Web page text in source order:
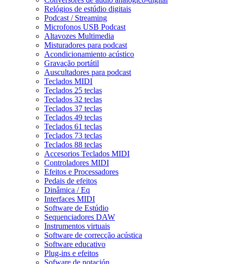
Relógios de estúdio digitais
Podcast / Streaming
Microfonos USB Podcast
Altavozes Multimedia
Misturadores para podcast
Acondicionamiento acústico
Gravação portátil
Auscultadores para podcast
Teclados MIDI
Teclados 25 teclas
Teclados 32 teclas
Teclados 37 teclas
Teclados 49 teclas
Teclados 61 teclas
Teclados 73 teclas
Teclados 88 teclas
Accesorios Teclados MIDI
Controladores MIDI
Efeitos e Processadores
Pedais de efeitos
Dinâmica / Eq
Interfaces MIDI
Software de Estúdio
Sequenciadores DAW
Instrumentos virtuais
Software de correcção acústica
Software educativo
Plug-ins e efeitos
Sofware de notación